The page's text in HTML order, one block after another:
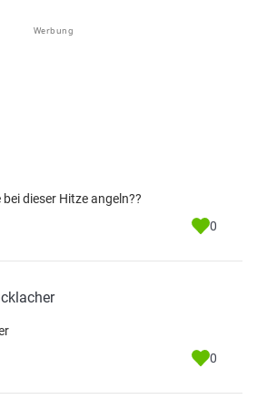
Werbung
dieser Hitze angeln??
0
0